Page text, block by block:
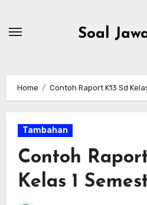
Soal
Home Contoh Raport K13 Sd
Tambahan
Contoh
Kelas 1